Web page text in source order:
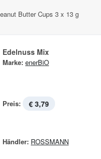
Butter Cups 3 x 13 g
Edelnuss Mix
Marke: enerBiO
Preis: € 3,79
Händler: ROSSMANN